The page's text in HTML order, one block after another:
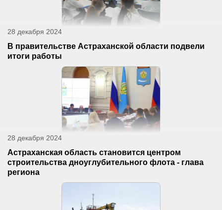
28 декабря 2024
В правительстве Астраханской области подвели
итоги работы
28 декабря 2024
Астраханская область становится центром
строительства дноуглубительного флота - глава
региона